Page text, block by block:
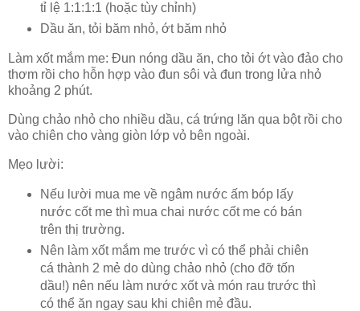
tỉ lệ 1:1:1:1 (hoặc tùy chỉnh)
Dầu ăn, tỏi băm nhỏ, ớt băm nhỏ
Làm xốt mắm me: Đun nóng dầu ăn, cho tỏi ớt vào đảo cho
thơm rồi cho hỗn hợp vào đun sôi và đun trong lửa nhỏ
khoảng 2 phút.
Dùng chảo nhỏ cho nhiều dầu, cá trứng lăn qua bột rồi cho
vào chiên cho vàng giòn lớp vỏ bên ngoài.
Mẹo lười:
Nếu lười mua me về ngâm nước ấm bóp lấy
nước cốt me thì mua chai nước cốt me có bán
trên thị trường.
Nên làm xốt mắm me trước vì có thể phải chiên
cá thành 2 mẻ do dùng chảo nhỏ (cho đỡ tốn
dầu!) nên nếu làm nước xốt và món rau trước thì
có thể ăn ngay sau khi chiên mẻ đầu.